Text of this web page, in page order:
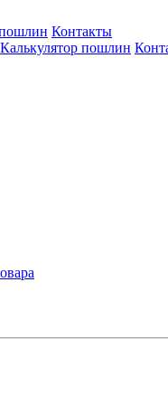
Контакты
Калькулятор пошлин